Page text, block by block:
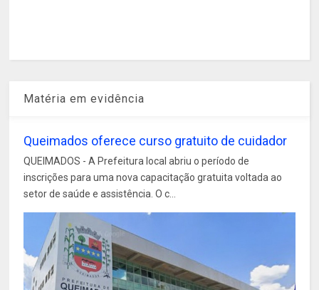
Matéria em evidência
Queimados oferece curso gratuito de cuidador
QUEIMADOS - A Prefeitura local abriu o período de
inscrições para uma nova capacitação gratuita voltada ao
setor de saúde e assistência. O c...